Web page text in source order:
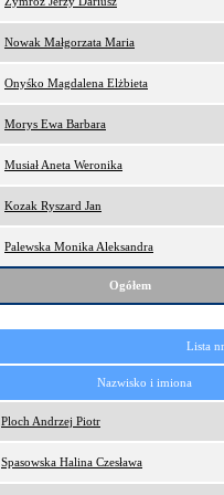
Nowak Małgorzata Maria
Onyśko Magdalena Elżbieta
Morys Ewa Barbara
Musiał Aneta Weronika
Kozak Ryszard Jan
Palewska Monika Aleksandra
Ogółem
Lista
Nazwisko i imiona
Ploch Andrzej Piotr
Spasowska Halina Czesława